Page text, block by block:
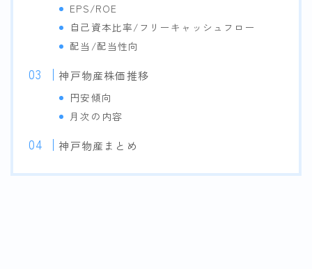
EPS/ROE
自己資本比率/フリーキャッシュフロー
配当/配当性向
神戸物産株価推移
円安傾向
月次の内容
神戸物産まとめ